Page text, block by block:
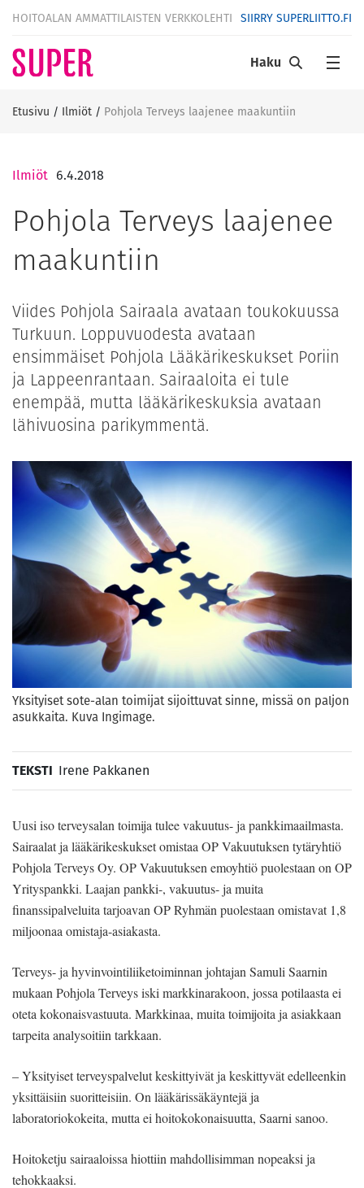
HOITOALAN AMMATTILAISTEN VERKKOLEHTI SIIRRY SUPERLIITTO.FI
Haku
Etusivu / Ilmiöt / Pohjola Terveys laajenee maakuntiin
Ilmiöt 6.4.2018
Pohjola Terveys laajenee
maakuntiin
Viides Pohjola Sairaala avataan toukokuussa
Turkuun. Loppu­vuodesta avataan
ensimmäiset Pohjola Lääkärikeskukset Poriin
ja Lappeenrantaan. Sairaaloita ei tule
enempää, mutta lääkärikeskuksia avataan
lähivuosina parikymmentä.
Yksityiset sote-alan toimijat sijoittuvat sinne, missä on paljon
asukkaita. Kuva Ingimage.
TEKSTI Irene Pakkanen
Uusi iso terveysalan toimija tulee vakuutus- ja pankkimaailmasta.
Sairaalat ja lääkärikeskukset omistaa OP Vakuutuksen tytäryhtiö
Pohjola Terveys Oy. OP Vakuutuksen emoyhtiö puolestaan on OP
Yrityspankki. Laajan pankki-, vakuutus- ja muita
finanssipalveluita tarjoavan OP Ryhmän puolestaan omistavat 1,8
miljoonaa omistaja-asiakasta.
Terveys- ja hyvinvointiliiketoiminnan johtajan Samuli Saarnin
mukaan Pohjola Terveys iski markkinarakoon, jossa potilaasta ei
oteta kokonaisvastuuta. Markkinaa, muita toimijoita ja asiakkaan
tarpeita analysoitiin tarkkaan.
– Yksityiset terveyspalvelut keskittyivät ja keskittyvät edelleenkin
yksittäisiin suoritteisiin. On lääkärissäkäyntejä ja
laboratoriokokeita, mutta ei hoitokokonaisuutta, Saarni sanoo.
Hoitoketju sairaaloissa hiottiin mahdollisimman nopeaksi ja
tehokkaaksi.